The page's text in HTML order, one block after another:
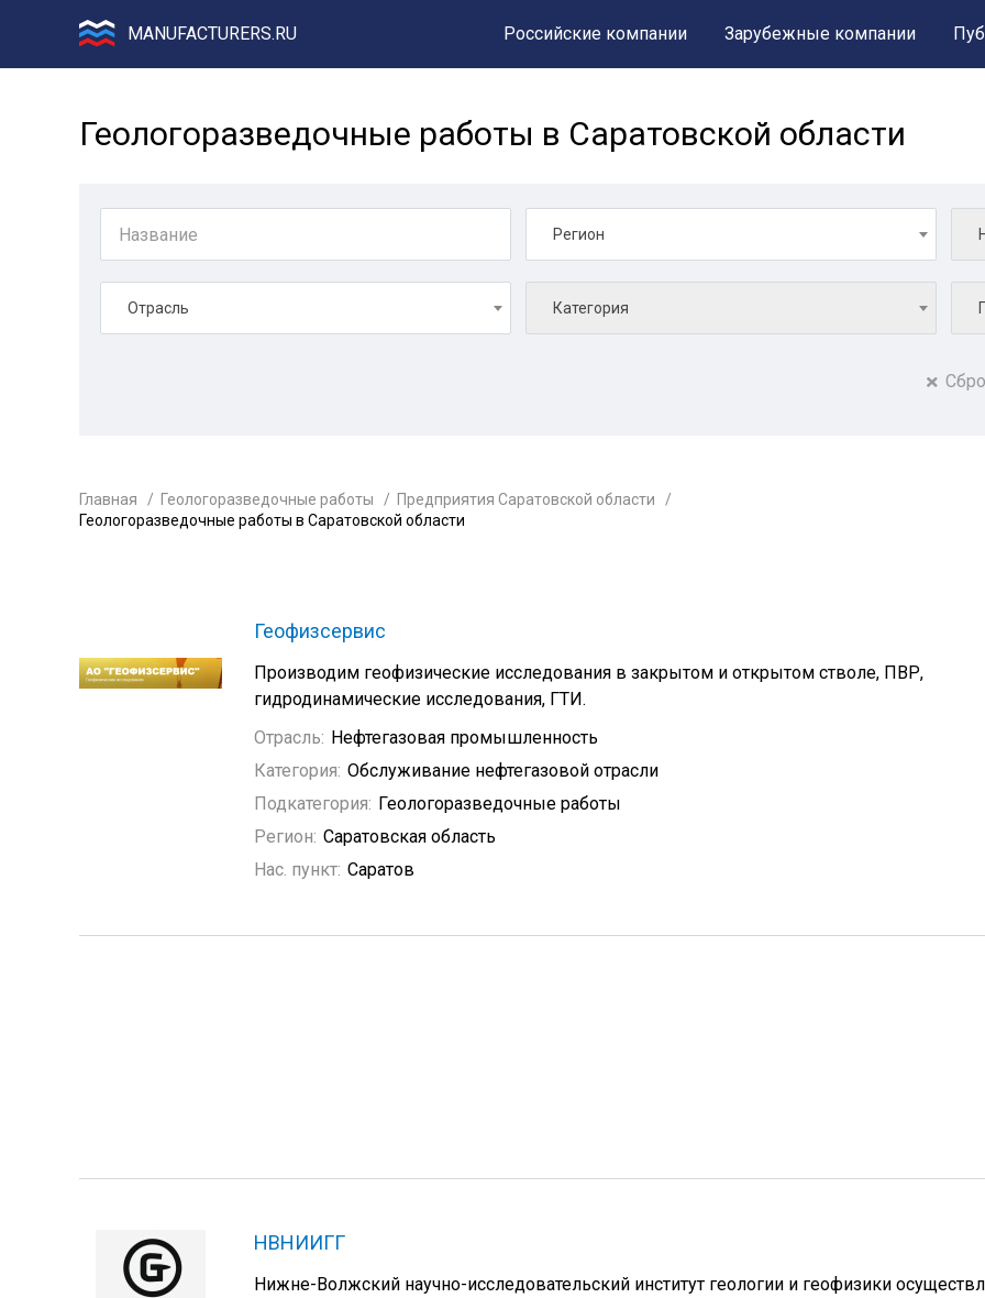
MANUFACTURERS.RU Российские компании Зарубежные компании
Геологоразведочные работы в Саратовской области
Регион
Отрасль Категория
Главная Геологоразведочные работы
Предприятия Саратовской области
Геологоразведочные работы в Саратовской области
Геофизсервис
Производим геофизические исследования в закрытом и открытом стволе, ПВР,
гидродинамические исследования, ГТИ.
Отрасль: Нефтегазовая промышленность
Категория: Обслуживание нефтегазовой отрасли
Подкатегория: Геологоразведочные работы
Регион: Саратовская область
Нас. пункт: Саратов
НВНИИГГ
Нижне-Волжский научно-исследовательский институт геологии и геофизики